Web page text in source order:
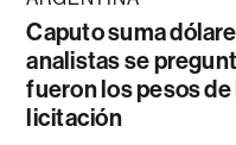
Caputo suma
analistas se
fueron los pesos
licitación